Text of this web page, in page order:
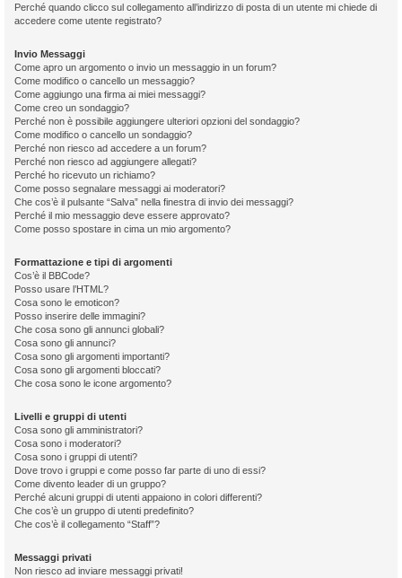
Perché quando clicco sul collegamento all’indirizzo di posta di un utente mi chiede di
accedere come utente registrato?
Invio Messaggi
Come apro un argomento o invio un messaggio in un forum?
Come modifico o cancello un messaggio?
Come aggiungo una firma ai miei messaggi?
Come creo un sondaggio?
Perché non è possibile aggiungere ulteriori opzioni del sondaggio?
Come modifico o cancello un sondaggio?
Perché non riesco ad accedere a un forum?
Perché non riesco ad aggiungere allegati?
Perché ho ricevuto un richiamo?
Come posso segnalare messaggi ai moderatori?
Che cos’è il pulsante “Salva” nella finestra di invio dei messaggi?
Perché il mio messaggio deve essere approvato?
Come posso spostare in cima un mio argomento?
Formattazione e tipi di argomenti
Cos’è il BBCode?
Posso usare l’HTML?
Cosa sono le emoticon?
Posso inserire delle immagini?
Che cosa sono gli annunci globali?
Cosa sono gli annunci?
Cosa sono gli argomenti importanti?
Cosa sono gli argomenti bloccati?
Che cosa sono le icone argomento?
Livelli e gruppi di utenti
Cosa sono gli amministratori?
Cosa sono i moderatori?
Cosa sono i gruppi di utenti?
Dove trovo i gruppi e come posso far parte di uno di essi?
Come divento leader di un gruppo?
Perché alcuni gruppi di utenti appaiono in colori differenti?
Che cos’è un gruppo di utenti predefinito?
Che cos’è il collegamento “Staff”?
Messaggi privati
Non riesco ad inviare messaggi privati!